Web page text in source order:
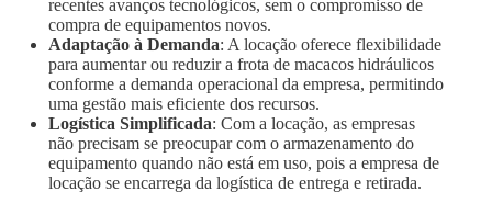
recentes avanços tecnológicos, sem o compromisso de
compra de equipamentos novos.
Adaptação à Demanda: A locação oferece flexibilidade
para aumentar ou reduzir a frota de macacos hidráulicos
conforme a demanda operacional da empresa, permitindo
uma gestão mais eficiente dos recursos.
Logística Simplificada: Com a locação, as empresas
não precisam se preocupar com o armazenamento do
equipamento quando não está em uso, pois a empresa de
locação se encarrega da logística de entrega e retirada.